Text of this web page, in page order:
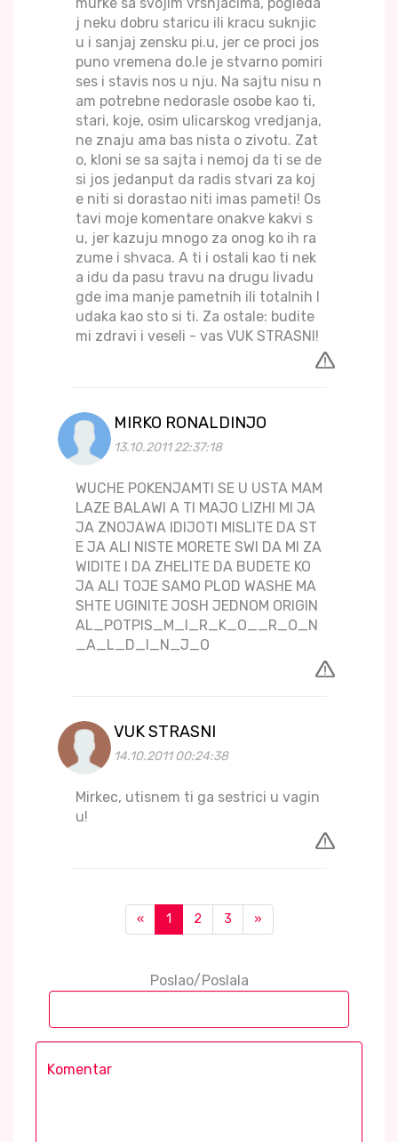
j neku dobru staricu ili kracu suknjic
u i sanjaj zensku pi.u, jer ce proci jos
puno vremena do.le je stvarno pomiri
ses i stavis nos u nju. Na sajtu nisu n
am potrebne nedorasle osobe kao ti,
stari, koje, osim ulicarskog vredjanja,
ne znaju ama bas nista o zivotu. Zat
o, kloni se sa sajta i nemoj da ti se de
si jos jedanput da radis stvari za koj
e niti si dorastao niti imas pameti! Os
tavi moje komentare onakve kakvi s
u, jer kazuju mnogo za onog ko ih ra
zume i shvaca. A ti i ostali kao ti nek
a idu da pasu travu na drugu livadu
gde ima manje pametnih ili totalnih l
udaka kao sto si ti. Za ostale: budite
mi zdravi i veseli - vas VUK STRASNI!
MIRKO RONALDINJO
13.10.2011 22:37:18
WUCHE POKENJAMTI SE U USTA MAM
LAZE BALAWI A TI MAJO LIZHI MI JA
JA ZNOJAWA IDIJOTI MISLITE DA ST
E JA ALI NISTE MORETE SWI DA MI ZA
WIDITE I DA ZHELITE DA BUDETE KO
JA ALI TOJE SAMO PLOD WASHE MA
SHTE UGINITE JOSH JEDNOM ORIGIN
AL_POTPIS_M_I_R_K_O__R_O_N
_A_L_D_I_N_J_O
VUK STRASNI
14.10.2011 00:24:38
Mirkec, utisnem ti ga sestrici u vagin
u!
« 1 2 3 »
Poslao/Poslala